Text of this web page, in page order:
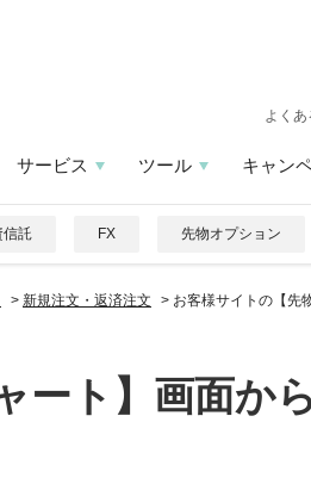
よくあ
サービス ツール キャン
信託 FX 先物オプション
> 新規注文・返済注文 > お客様サイトの【先
ート】画面か